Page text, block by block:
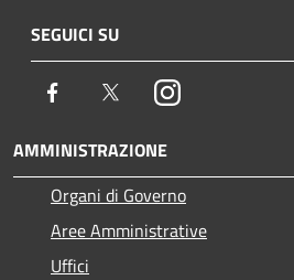
SEGUICI SU
Facebook TwitterInstagram
AMMINISTRAZIONE
Organi di Governo
Aree Amministrative
Uffici